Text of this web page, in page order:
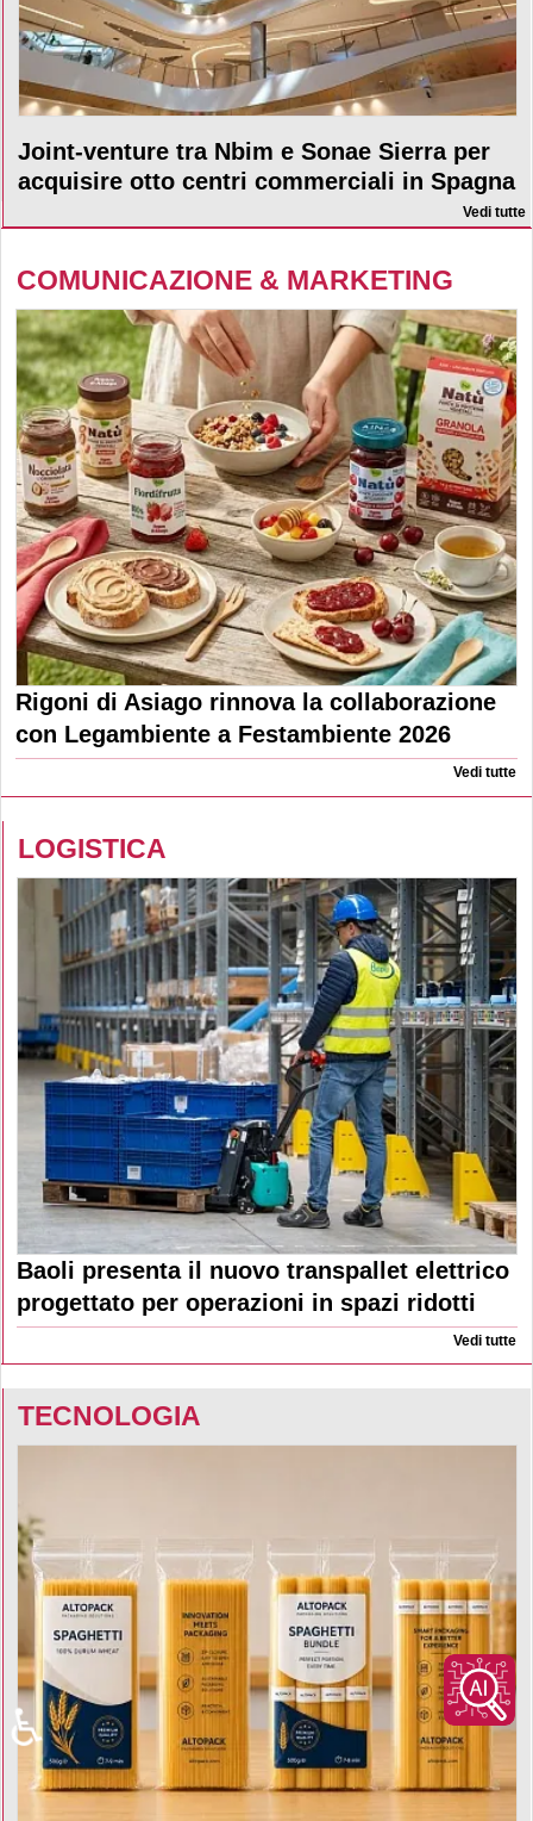
Joint-venture tra Nbim e Sonae Sierra per
acquisire otto centri commerciali in Spagna
Vedi tutte
COMUNICAZIONE & MARKETING
Rigoni di Asiago rinnova la collaborazione
con Legambiente a Festambiente 2026
Vedi tutte
LOGISTICA
Baoli presenta il nuovo transpallet elettrico
progettato per operazioni in spazi ridotti
Vedi tutte
TECNOLOGIA